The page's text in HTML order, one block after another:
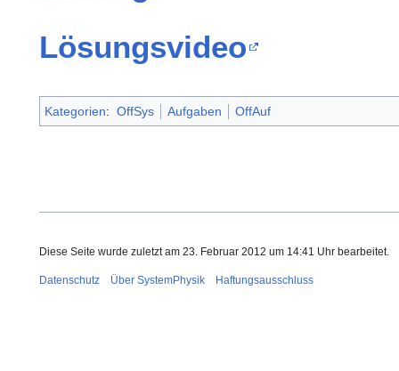
Lösungsvideo
Kategorien: OffSys Aufgaben OffAuf
Diese Seite wurde zuletzt am 23. Februar 2012 um 14:41 Uhr bearbeitet.
Datenschutz Über SystemPhysik Haftungsausschluss